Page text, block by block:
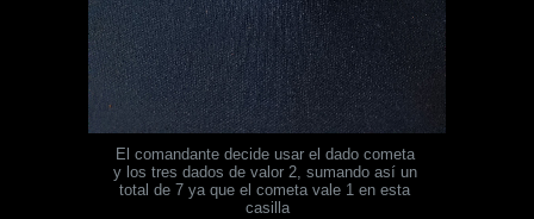
El comandante decide usar el dado cometa
y los tres dados de valor 2, sumando así un
total de 7 ya que el cometa vale 1 en esta
casilla